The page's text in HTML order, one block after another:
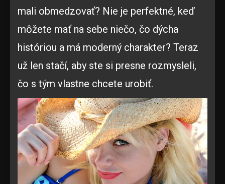
mali obmedzovať? Nie je perfektné, keď
môžete mať na sebe niečo, čo dýcha
históriou a má moderný charakter? Teraz
už len stačí, aby ste si presne rozmysleli,
čo s tým vlastne chcete urobiť.